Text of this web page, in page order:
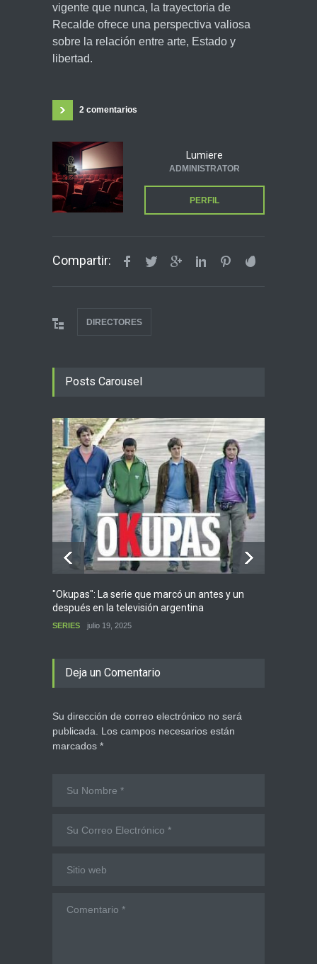
vigente que nunca, la trayectoria de
Recalde ofrece una perspectiva valiosa
sobre la relación entre arte, Estado y
libertad.
2 comentarios
Lumiere
ADMINISTRATOR
PERFIL
Compartir:
DIRECTORES
Posts Carousel
"Okupas": La serie que marcó un antes y un
después en la televisión argentina
SERIES julio 19, 2025
Deja un Comentario
Su dirección de correo electrónico no será
publicada. Los campos necesarios están
marcados *